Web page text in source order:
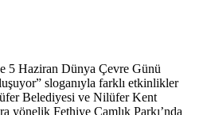
5 Haziran Dünya Çevre Günü
sloganıyla farklı etkinlikler
Belediyesi ve Nilüfer Kent
yönelik Fethiye Çamlık Parkı’nda